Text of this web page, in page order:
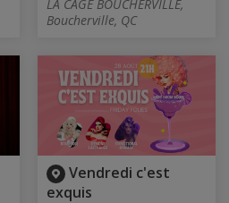
LA CAGE BOUCHERVILLE,
Boucherville, QC
Vendredi c'est
exquis